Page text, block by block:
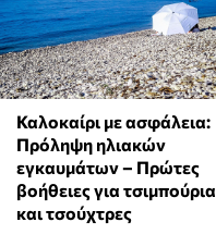
Καλοκαίρι με ασφάλεια:
Πρόληψη ηλιακών
εγκαυμάτων – Πρώτες
βοήθειες για τσιμπούρια
και τσούχτρες